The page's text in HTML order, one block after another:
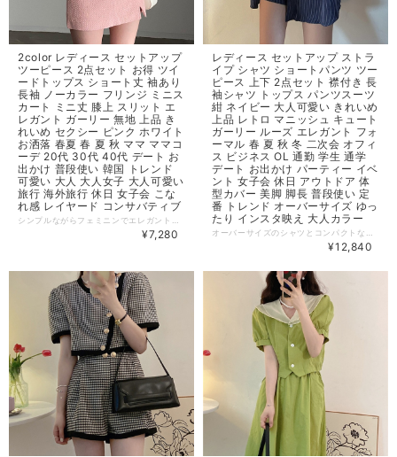
2color レディース セットアップ
ツーピース 2点セット お得 ツイ
ードトップス ショート丈 袖あり
長袖 ノーカラー フリンジ ミニス
カート ミニ丈 膝上 スリット エ
レガント ガーリー 無地 上品 き
れいめ セクシー ピンク ホワイト
お洒落 春夏 春 夏 秋 ママ ママコ
ーデ 20代 30代 40代 デート お
出かけ 普段使い 韓国 トレンド
可愛い 大人 大人女子 大人可愛い
旅行 海外旅行 休日 女子会 こな
れ感 レイヤード コンサバティブ
¥7,280
レディース セットアップ ストラ
イプ シャツ ショートパンツ ツー
ピース 上下 2点セット 襟付き 長
袖シャツ トップス パンツスーツ
紺 ネイビー 大人可愛い きれいめ
上品 レトロ マニッシュ キュート
ガーリー ルーズ エレガント フォ
ーマル 春 夏 秋 冬 二次会 オフィ
ス ビジネス OL 通勤 学生 通学
デート お出かけ パーティー イベ
ント 女子会 休日 アウトドア 体
型カバー 美脚 脚長 普段使い 定
番 トレンド オーバーサイズ ゆっ
たり インスタ映え 大人カラー
¥12,840